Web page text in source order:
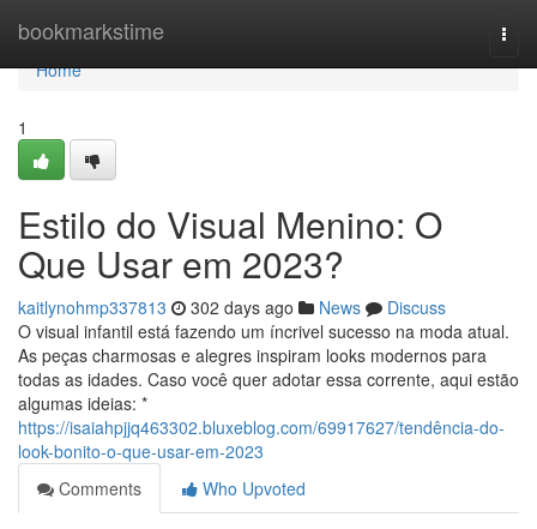
bookmarkstime
Home
Home
1
Estilo do Visual Menino: O
Que Usar em 2023?
kaitlynohmp337813 302 days ago News
Discuss
O visual infantil está fazendo um íncrivel sucesso na moda atual.
As peças charmosas e alegres inspiram looks modernos para
todas as idades. Caso você quer adotar essa corrente, aqui estão
algumas ideias: *
https://isaiahpjjq463302.bluxeblog.com/69917627/tendência-do-
look-bonito-o-que-usar-em-2023
Comments
Who Upvoted